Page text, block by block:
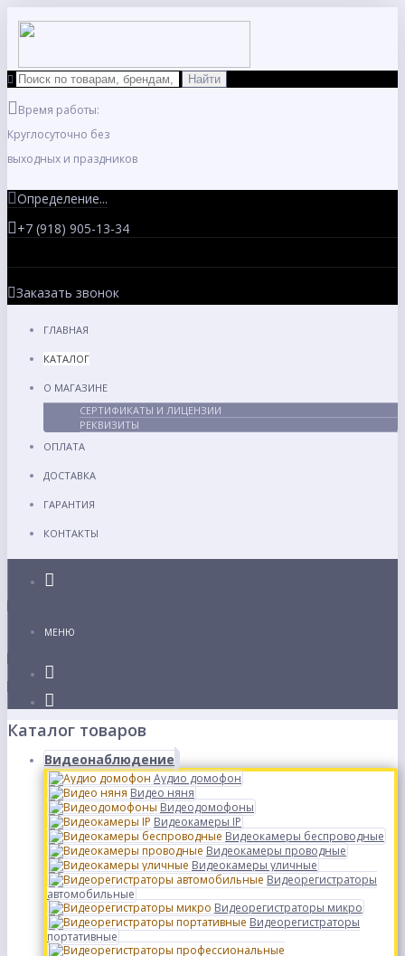
Время работы:
Круглосуточно без
выходных и праздников
Определение...
+7 (918) 905-13-34
Заказать звонок
ГЛАВНАЯ
КАТАЛОГ
О МАГАЗИНЕ
СЕРТИФИКАТЫ И ЛИЦЕНЗИИ
РЕКВИЗИТЫ
ОПЛАТА
ДОСТАВКА
ГАРАНТИЯ
КОНТАКТЫ
МЕНЮ
Каталог товаров
Видеонаблюдение
Аудио домофон
Видео няня
Видеодомофоны
Видеокамеры IP
Видеокамеры беспроводные
Видеокамеры проводные
Видеокамеры уличные
Видеорегистраторы
автомобильные
Видеорегистраторы микро
Видеорегистраторы
портативные